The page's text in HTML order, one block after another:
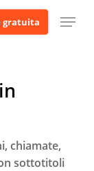
gratuita Menu
chiamate,
sottotitoli